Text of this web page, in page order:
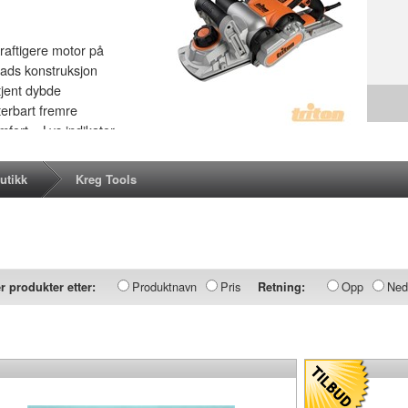
motor på
konstruksjon
dybde
fremre
. Lys indikator
set guide
kapasitet:..
Kreg Tools
produkter etter: Produktnavn Pris Retning: Opp Ned